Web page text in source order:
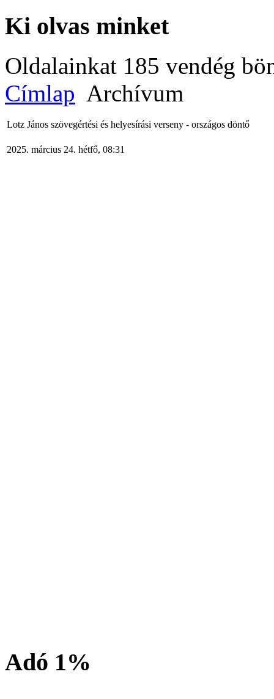
Ki olvas minket
Oldalainkat 185 vendég
Címlap Archívum
Lotz János szövegértési és helyesírási verseny - országos döntő
2025. március 24. hétfő, 08:31
Adó 1%